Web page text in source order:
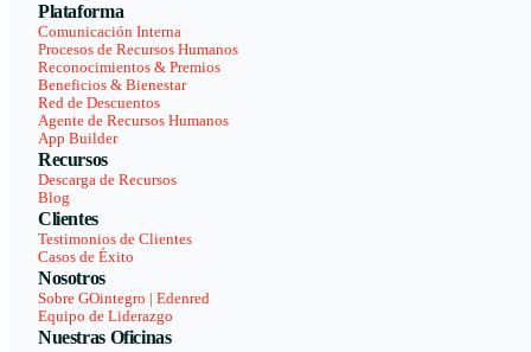
Plataforma
Comunicación Interna
Procesos de Recursos Humanos
Reconocimientos & Premios
Beneficios & Bienestar
Red de Descuentos
Agente de Recursos Humanos
App Builder
Recursos
Descarga de Recursos
Blog
Clientes
Testimonios de Clientes
Casos de Éxito
Nosotros
Sobre GOintegro | Edenred
Equipo de Liderazgo
Nuestras Oficinas